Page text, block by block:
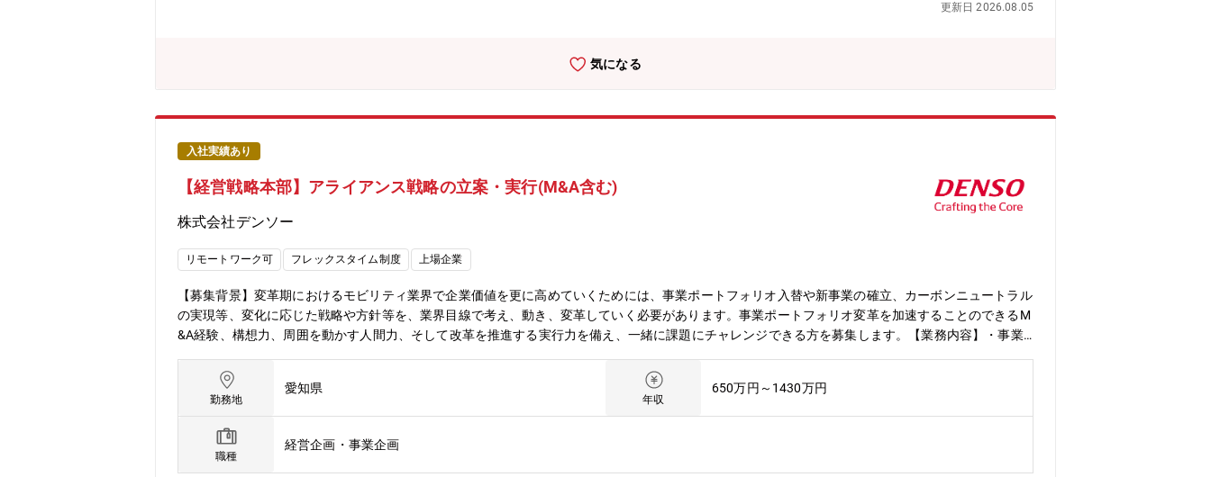
のフィールドがあります。【配属部門設立の背景・募集背景】M&Aに関して、MUFGは三菱UFJモルガン・スタンレー証券の案件が多く、リーグテー
ーチやビジネス開発を担当していた「産業リサーチ＆プロデュース部」の2つの部署を掛け合わせ、誕生しました。今期からの中期経営計画の重要戦
更新日 2026.08.05
気になる
入社実績あり
【経営戦略本部】アライアンス戦略の立案・実行(M&A含む)
株式会社デンソー
リモートワーク可 フレックスタイム制度 上場企業
【募集背景】変革期におけるモビリティ業界で企業価値を更に高めていくためには、事業ポートフォリオ入替や新事業の確立、カーボンニュートラル
の実現等、変化に応じた戦略や方針等を、業界目線で考え、動き、変革していく必要があります。事業ポートフォリオ変革を加速することのできるM
&A経験、構想力、周囲を動かす人間力、そして改革を推進する実行力を備え、一緒に課題にチャレンジできる方を募集します。【業務内容】・事業
売却計画の策定、社内外関係者との交渉等）およびプロジェクトマネジメント・経営層の意思決定サポート・業界・競合動向の分析および経営層・社
内へのインプット・その他全社課題に対する、特命事項の企画・推進【待遇】事務系としての採用となります。
勤務地
愛知県
年収
650万円～1430万円
職種
経営企画・事業企画